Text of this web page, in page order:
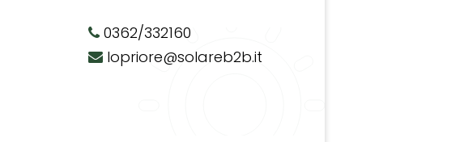
0362/332160
lopriore@solareb2b.it